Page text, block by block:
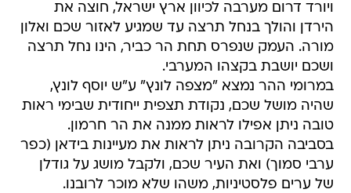
ויורד דרום מערבה לכיוון ארץ ישראל, חוצה את
הירדן והולך בנחל תרצה עד שמגיע לאזור שכם ואלון
מורה. העמק שנפרס תחת הר כביר, הינו נחל תרצה
ושכם יושבת בקצהו המערבי.
במרומי ההר נמצא "מצפה לונץ" ע"ש יוסף לונץ,
שהיה מושל שכם, נקודת תצפית ייחודית שבימי ראות
טובה ניתן אפילו לראות ממנה את הר חרמון.
בסביבה הקרובה ניתן לראות את מעיינות בידאן (כפר
ערבי סמוך) ואת העיר שכם, ולקבל מושג על גודלן
של ערים פלסטיניות, משהו שלא מוכר לרובנו.